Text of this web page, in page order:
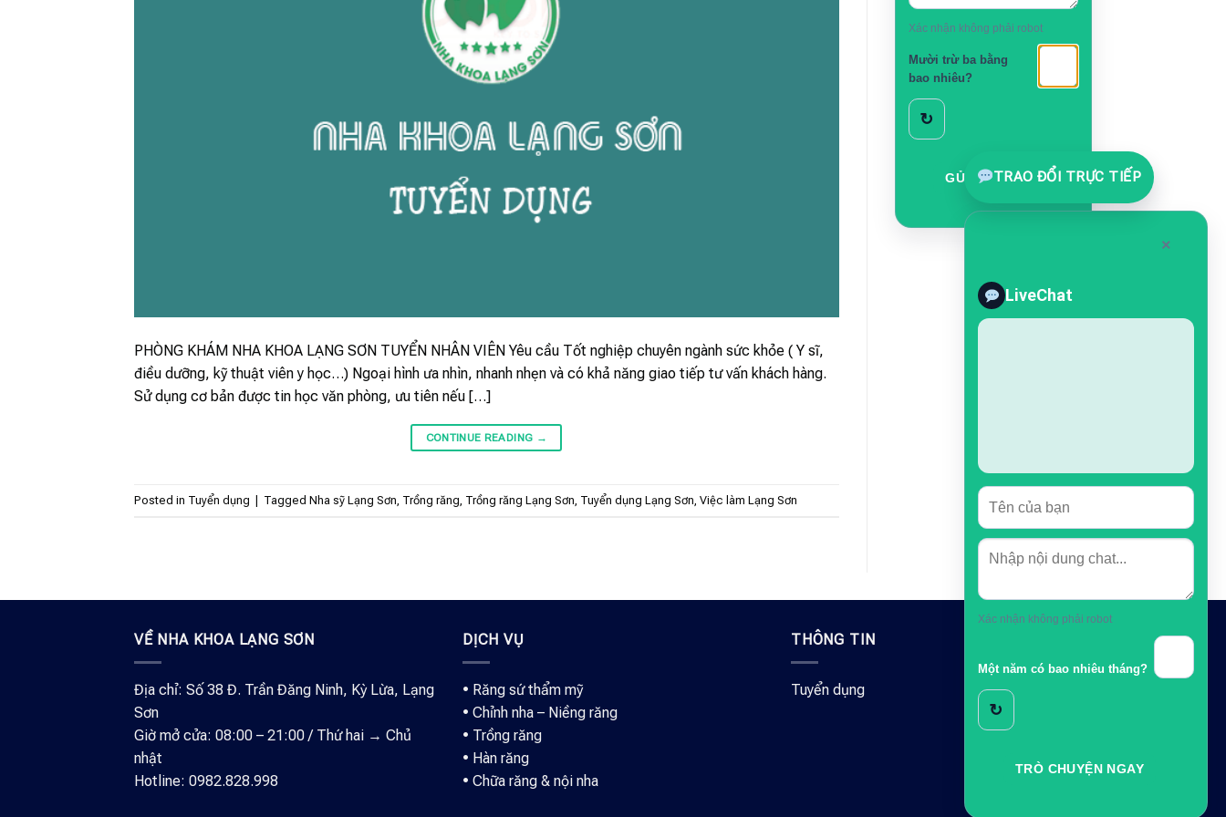
PHÒNG KHÁM NHA KHOA LẠNG SƠN TUYỂN NHÂN VIÊN Yêu cầu Tốt nghiệp chuyên ngành sức khỏe ( Y sĩ,
điều dưỡng, kỹ thuật viên y học…) Ngoại hình ưa nhìn, nhanh nhẹn và có khả năng giao tiếp tư vấn khách hàng.
Sử dụng cơ bản được tin học văn phòng, ưu tiên nếu […]
CONTINUE READING →
Posted in Tuyển dụng | Tagged Nha sỹ Lạng Sơn Trồng răng Trồng răng Lạng Sơn Tuyển dụng Lạng Sơn Việc làm Lạng Sơn
Xác nhận không phải robot
Mười trừ ba bằng
bao nhiêu?
↻
GỬI LIÊN HỆ
VỀ NHA KHOA LẠNG SƠN
Địa chỉ: Số 38 Đ. Trần Đăng Ninh, Kỳ Lừa, Lạng
Sơn
Giờ mở cửa: 08:00 – 21:00 / Thứ hai → Chủ
nhật
Hotline: 0982.828.998
DỊCH VỤ
• Răng sứ thẩm mỹ
• Chỉnh nha – Niềng răng
• Trồng răng
• Hàn răng
• Chữa răng & nội nha
THÔNG TIN
Tuyển dụng
TRAO ĐỔI TRỰC TIẾP
×
LiveChat
Xác nhận không phải robot
Một năm có bao nhiêu tháng?
↻
TRÒ CHUYỆN NGAY